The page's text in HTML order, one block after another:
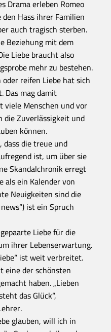
Drama erleben Romeo
Hass ihrer Familien
auch tragisch sterben.
Beziehung mit dem
Liebe braucht also
mehr zu bestehen.
reifen Liebe hat sich
Das mag damit
viele Menschen und vor
Zuverlässigkeit und
können.
die treue und
ist, um über sie
Skandalchronik erregt
als ein Kalender von
Neuigkeiten sind die
ist ein Spruch
Liebe für die
ihrer Lebenserwartung.
ist weit verbreitet.
eine der schönsten
haben. „Lieben
das Glück“,
glauben, will ich in